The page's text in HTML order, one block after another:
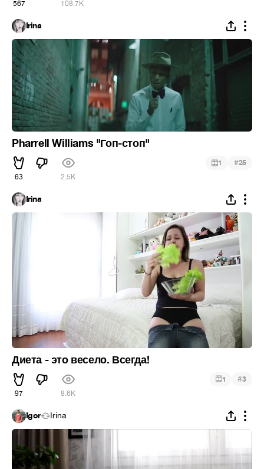
567 108.7K
Irina
Pharrell Williams "Гоп-стоп"
63 2.5K
1 #25
Irina
Диета - это весело. Всегда!
97 8.6K
1 #3
Igor Irina